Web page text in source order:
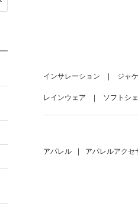
インサレーション ジャ
レインウェア ソフトシ
アパレル | アパレルアクセ